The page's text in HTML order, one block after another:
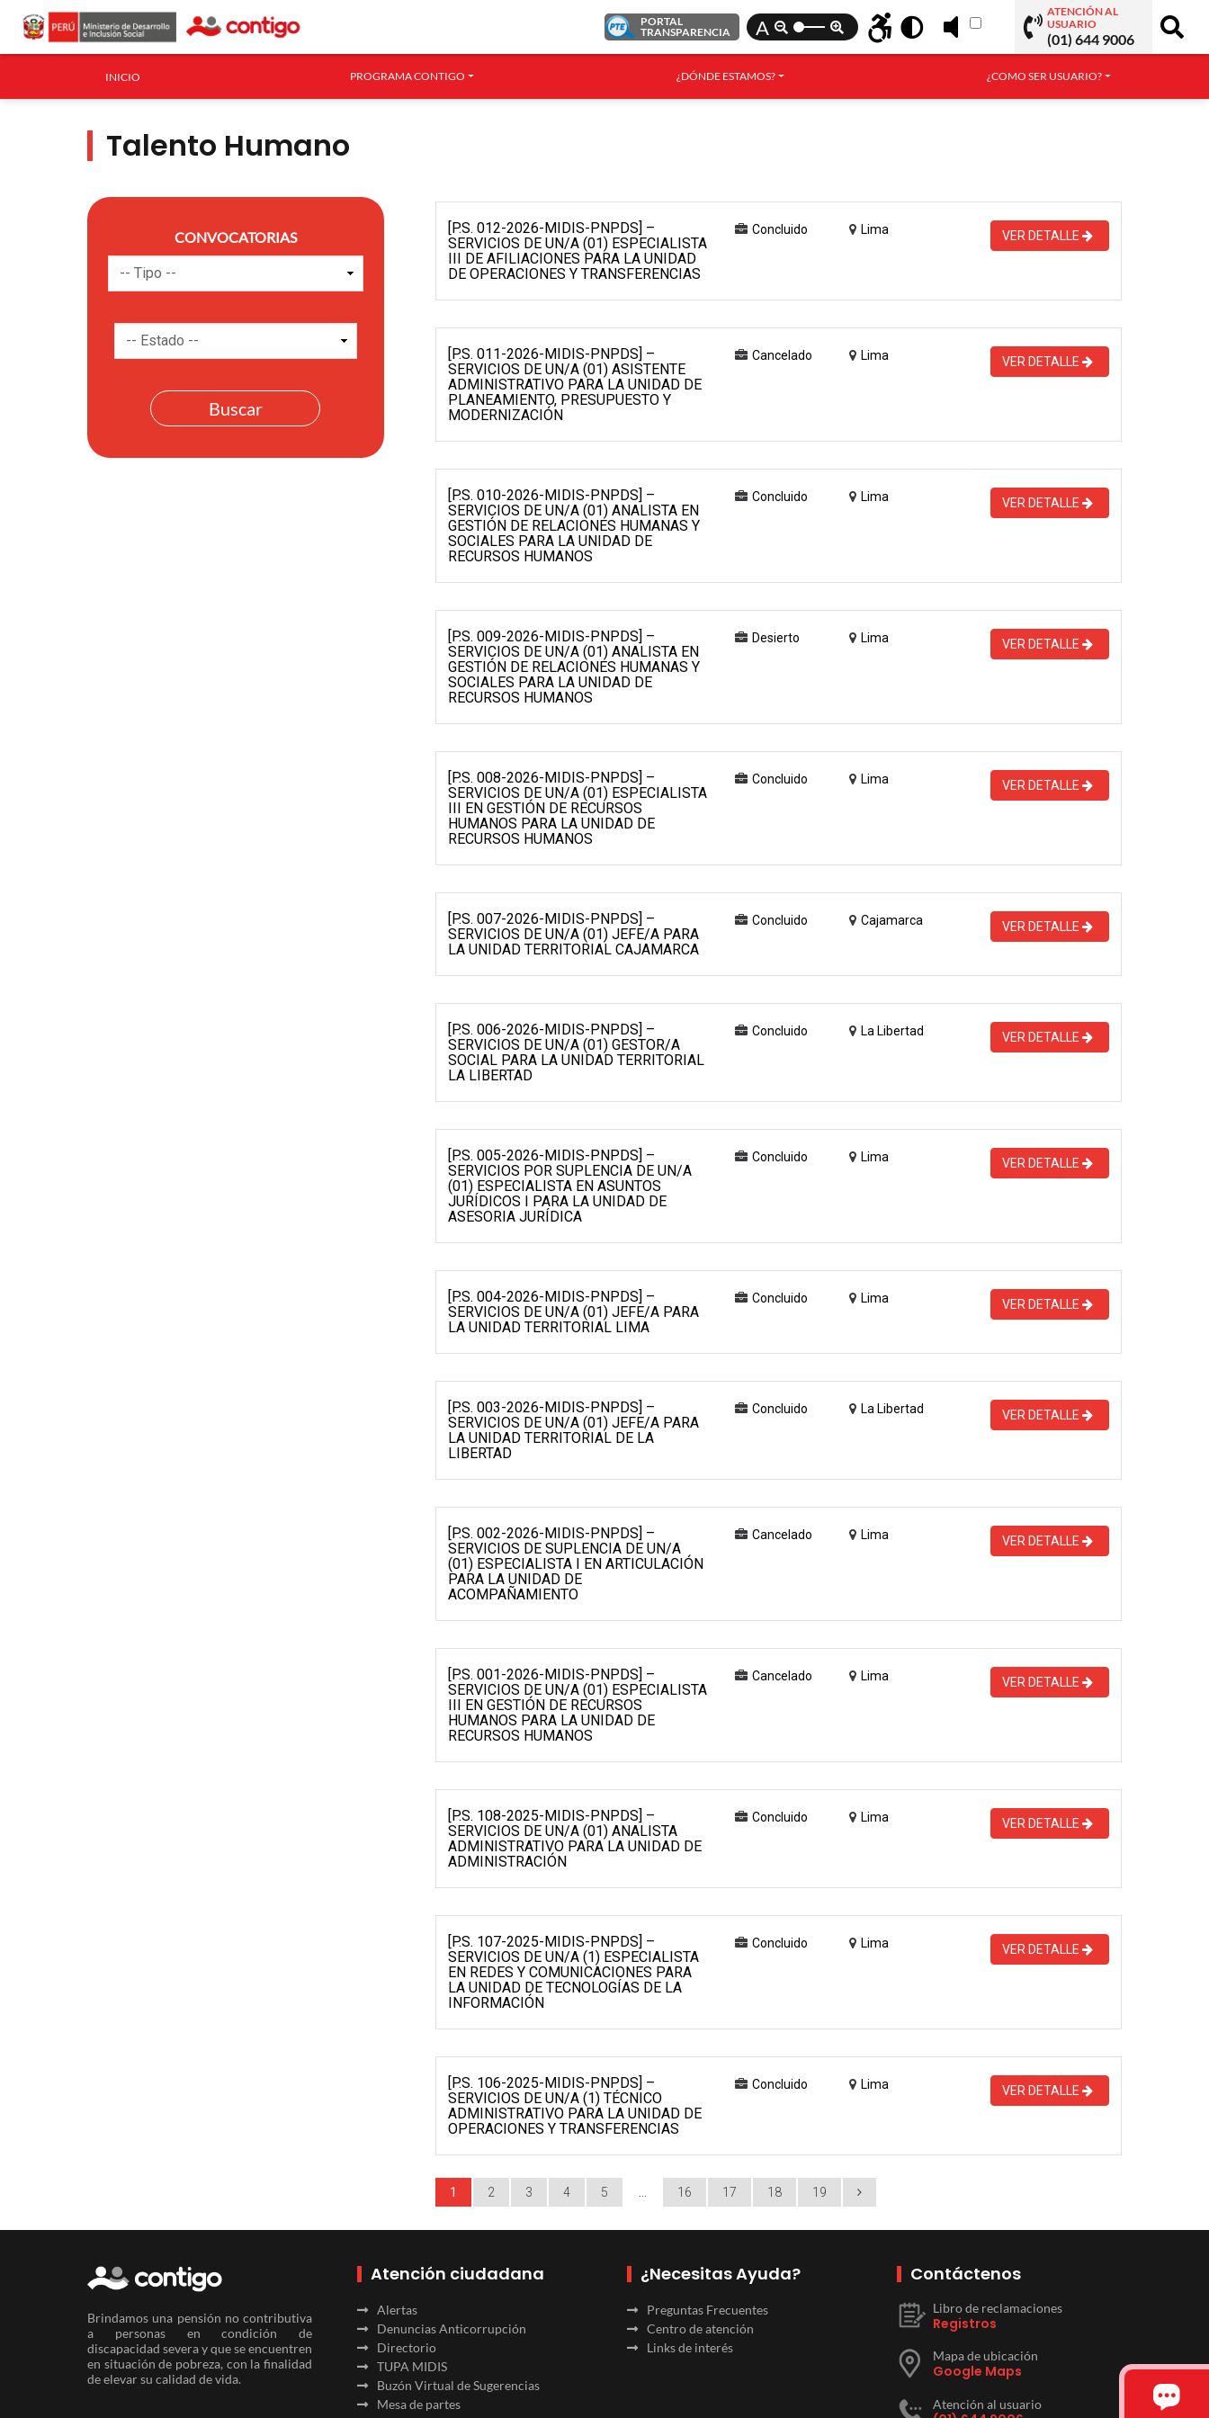
PORTAL
TRANSPARENCIA
A
ATENCIÓN AL
USUARIO
(01) 644 9006
INICIO PROGRAMA CONTIGO ¿DÓNDE ESTAMOS? ¿COMO SER USUARIO?
Talento Humano
CONVOCATORIAS
[P.S. 012-2026-MIDIS-PNPDS] –
SERVICIOS DE UN/A (01) ESPECIALISTA
III DE AFILIACIONES PARA LA UNIDAD
DE OPERACIONES Y TRANSFERENCIAS
Concluido Lima VER DETALLE
[P.S. 011-2026-MIDIS-PNPDS] –
SERVICIOS DE UN/A (01) ASISTENTE
ADMINISTRATIVO PARA LA UNIDAD DE
PLANEAMIENTO, PRESUPUESTO Y
MODERNIZACIÓN
Cancelado Lima VER DETALLE
[P.S. 010-2026-MIDIS-PNPDS] –
SERVICIOS DE UN/A (01) ANALISTA EN
GESTIÓN DE RELACIONES HUMANAS Y
SOCIALES PARA LA UNIDAD DE
RECURSOS HUMANOS
Concluido Lima VER DETALLE
[P.S. 009-2026-MIDIS-PNPDS] –
SERVICIOS DE UN/A (01) ANALISTA EN
GESTIÓN DE RELACIONES HUMANAS Y
SOCIALES PARA LA UNIDAD DE
RECURSOS HUMANOS
Desierto Lima VER DETALLE
[P.S. 008-2026-MIDIS-PNPDS] –
SERVICIOS DE UN/A (01) ESPECIALISTA
III EN GESTIÓN DE RECURSOS
HUMANOS PARA LA UNIDAD DE
RECURSOS HUMANOS
Concluido Lima VER DETALLE
[P.S. 007-2026-MIDIS-PNPDS] –
SERVICIOS DE UN/A (01) JEFE/A PARA
LA UNIDAD TERRITORIAL CAJAMARCA
Concluido Cajamarca VER DETALLE
[P.S. 006-2026-MIDIS-PNPDS] –
SERVICIOS DE UN/A (01) GESTOR/A
SOCIAL PARA LA UNIDAD TERRITORIAL
LA LIBERTAD
Concluido La Libertad VER DETALLE
[P.S. 005-2026-MIDIS-PNPDS] –
SERVICIOS POR SUPLENCIA DE UN/A
(01) ESPECIALISTA EN ASUNTOS
JURÍDICOS I PARA LA UNIDAD DE
ASESORIA JURÍDICA
Concluido Lima VER DETALLE
[P.S. 004-2026-MIDIS-PNPDS] –
SERVICIOS DE UN/A (01) JEFE/A PARA
LA UNIDAD TERRITORIAL LIMA
Concluido Lima VER DETALLE
[P.S. 003-2026-MIDIS-PNPDS] –
SERVICIOS DE UN/A (01) JEFE/A PARA
LA UNIDAD TERRITORIAL DE LA
LIBERTAD
Concluido La Libertad VER DETALLE
[P.S. 002-2026-MIDIS-PNPDS] –
SERVICIOS DE SUPLENCIA DE UN/A
(01) ESPECIALISTA I EN ARTICULACIÓN
PARA LA UNIDAD DE
ACOMPAÑAMIENTO
Cancelado Lima VER DETALLE
[P.S. 001-2026-MIDIS-PNPDS] –
SERVICIOS DE UN/A (01) ESPECIALISTA
III EN GESTIÓN DE RECURSOS
HUMANOS PARA LA UNIDAD DE
RECURSOS HUMANOS
Cancelado Lima VER DETALLE
[P.S. 108-2025-MIDIS-PNPDS] –
SERVICIOS DE UN/A (01) ANALISTA
ADMINISTRATIVO PARA LA UNIDAD DE
ADMINISTRACIÓN
Concluido Lima VER DETALLE
[P.S. 107-2025-MIDIS-PNPDS] –
SERVICIOS DE UN/A (1) ESPECIALISTA
EN REDES Y COMUNICACIONES PARA
LA UNIDAD DE TECNOLOGÍAS DE LA
INFORMACIÓN
Concluido Lima VER DETALLE
[P.S. 106-2025-MIDIS-PNPDS] –
SERVICIOS DE UN/A (1) TÉCNICO
ADMINISTRATIVO PARA LA UNIDAD DE
OPERACIONES Y TRANSFERENCIAS
Concluido Lima VER DETALLE
1 2 3 4 5 16 17 18 19
Brindamos una pensión no contributiva
a personas en condición de
discapacidad severa y que se encuentren
en situación de pobreza, con la finalidad
de elevar su calidad de vida.
Atención ciudadana
Alertas
Denuncias Anticorrupción
Directorio
TUPA MIDIS
Buzón Virtual de Sugerencias
Mesa de partes
¿Necesitas Ayuda?
Preguntas Frecuentes
Centro de atención
Links de interés
Contáctenos
Libro de reclamaciones
Registros
Mapa de ubicación
Google Maps
Atención al usuario